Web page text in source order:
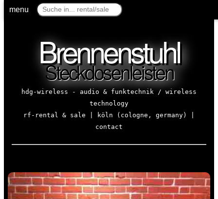
menu
Brennenstuhl
Steckdosenleisten
hdg-wireless - audio & funktechnik / wireless
technology
rf-rental & sale | köln (cologne, germany) |
contact